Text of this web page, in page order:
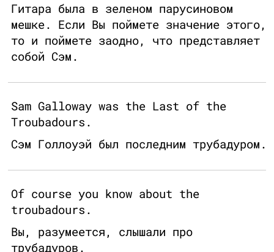
Гитара была в зеленом парусиновом
мешке. Если Вы поймете значение этого,
то и поймете заодно, что представляет
собой Сэм.
Sam Galloway was the Last of the
Troubadours.
Сэм Голлоуэй был последним трубадуром.
Of course you know about the
troubadours.
Вы, разумеется, слышали про
трубадуров.